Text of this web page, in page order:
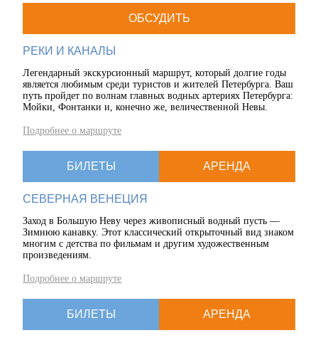
ОБСУДИТЬ
РЕКИ И КАНАЛЫ
Легендарный экскурсионный маршрут, который долгие годы
является любимым среди туристов и жителей Петербурга. Ваш
путь пройдет по волнам главных водных артериях Петербурга:
Мойки, Фонтанки и, конечно же, величественной Невы.
Подробнее о маршруте
БИЛЕТЫ АРЕНДА
СЕВЕРНАЯ ВЕНЕЦИЯ
Заход в Большую Неву через живописный водный пусть —
Зимнюю канавку. Этот классический открыточный вид знаком
многим c детства по фильмам и другим художественным
произведениям.
Подробнее о маршруте
БИЛЕТЫ АРЕНДА